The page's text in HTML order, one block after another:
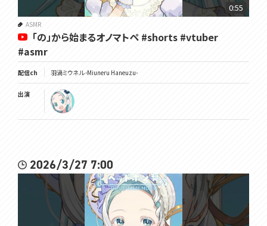
0:55
ASMR
「の」から始まるオノマトペ #shorts #vtuber
#asmr
配信ch 羽渦ミウネル -Miuneru Haneuzu-
出演
2026/3/27 7:00